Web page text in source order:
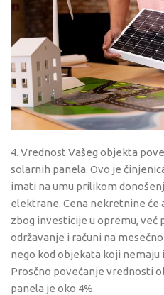
4. Vrednost Vašeg objekta
solarnih panela. Ovo je
imati na umu prilikom
elektrane. Cena nekretnine će
zbog investicije u opremu, već
održavanje i računi na
nego kod objekata koji
Prosčno povećanje vrednosti
panela je oko 4%.